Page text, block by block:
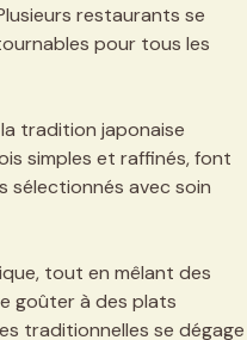
restaurants se
pour tous les
tradition japonaise
simples et raffinés, font
sélectionnés avec soin
tout en mêlant des
goûter à des plats
traditionnelles se dégage